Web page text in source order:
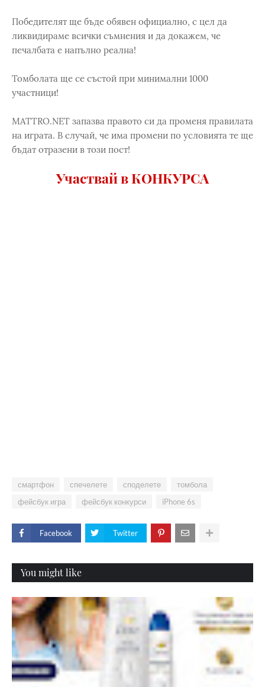
Победителят ще бъде обявен официално, с цел да
ликвидираме всички съмнения и да докажем, че
печалбата е напълно реална!
Томболата ще се състой при минимални 1000
участници!
MATTRO.NET запазва правото си да променя правилата
на играта. В случай, че има промени по условията те ще
бъдат отразени в този пост!
Участвай в КОНКУРСА
смартфон спечелете споделете
томбола
фейсбук игра
фейсбук конкурси iPhone 6s
Facebook Twitter
You might like